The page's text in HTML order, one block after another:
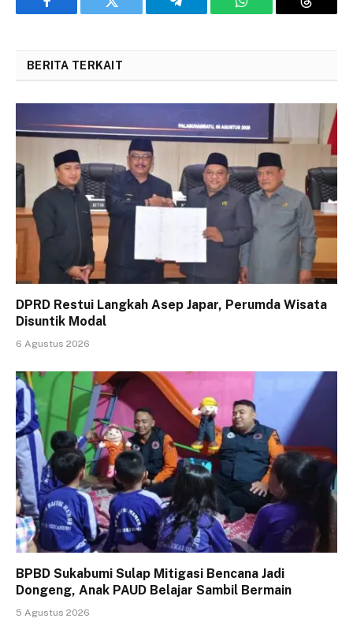
Facebook Twitter Telegram WhatsApp Threads
BERITA TERKAIT
DPRD Restui Langkah Asep Japar, Perumda Wisata
Disuntik Modal
6 Agustus 2026
BPBD Sukabumi Sulap Mitigasi Bencana Jadi
Dongeng, Anak PAUD Belajar Sambil Bermain
5 Agustus 2026